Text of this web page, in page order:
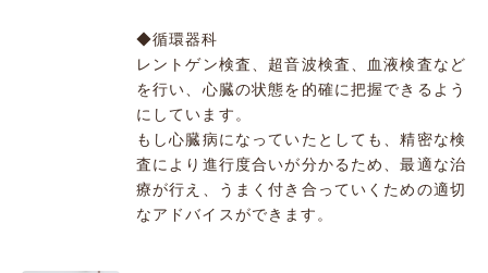
◆循環器科
レントゲン検査、超音波検査、血液検査など
を行い、心臓の状態を的確に把握できるよう
にしています。
もし心臓病になっていたとしても、精密な検
査により進行度合いが分かるため、最適な治
療が行え、うまく付き合っていくための適切
なアドバイスができます。